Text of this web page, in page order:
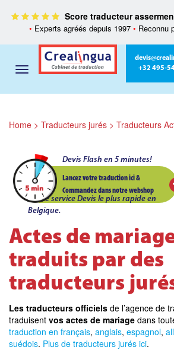
Score traducteur
• Experts agréés depuis 1997 • Reconnu
+32 495-
Home > Traducteurs jurés > Traducteurs
Devis Flash en 5 minutes!
Lancez votre traduction ici &
Commandez dans notre webshop
Le service Devis le plus rapide en
Belgique.
Actes de
traduits par des
traducteurs
Les traducteurs officiels de l’agence de
traduisent vos actes de mariage dans
traduction en français, anglais, espagnol,
suédois. Plus de traducteurs jurés ici.